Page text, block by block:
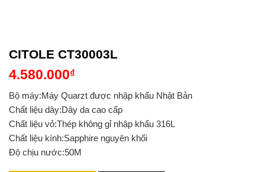
CITOLE CT30003L
4.580.000₫
Bộ máy:Máy Quarzt được nhập khẩu Nhật Bản
Chất liệu dây:Dây da cao cấp
Chất liệu vỏ:Thép không gỉ nhập khẩu 316L
Chất liệu kính:Sapphire nguyên khối
Độ chịu nước:50M